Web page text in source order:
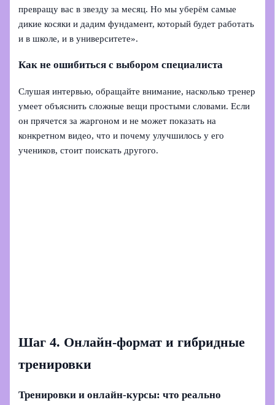
превращу вас в звезду за месяц. Но мы уберём самые
дикие косяки и дадим фундамент, который будет работать
и в школе, и в университете».
Как не ошибиться с выбором специалиста
Слушая интервью, обращайте внимание, насколько тренер
умеет объяснить сложные вещи простыми словами. Если
он прячется за жаргоном и не может показать на
конкретном видео, что и почему улучшилось у его
учеников, стоит поискать другого.
Шаг 4. Онлайн-формат и гибридные
тренировки
Тренировки и онлайн-курсы: что реально